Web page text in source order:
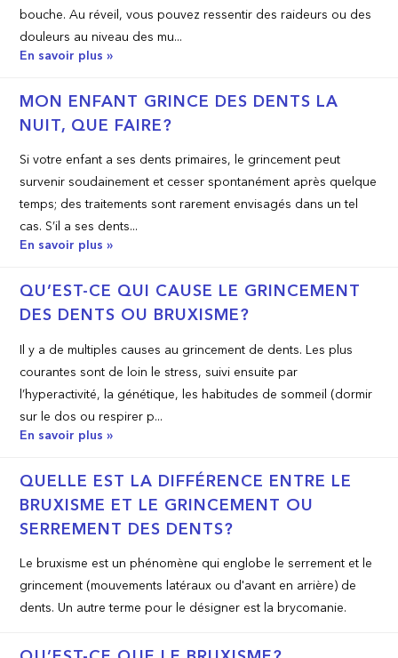
bouche. Au réveil, vous pouvez ressentir des raideurs ou des
douleurs au niveau des mu...
En savoir plus »
MON ENFANT GRINCE DES DENTS LA
NUIT, QUE FAIRE?
Si votre enfant a ses dents primaires, le grincement peut
survenir soudainement et cesser spontanément après quelque
temps; des traitements sont rarement envisagés dans un tel
cas. S’il a ses dents...
En savoir plus »
QU’EST-­CE QUI CAUSE LE GRINCEMENT
DES DENTS OU BRUXISME?
Il y a de multiples causes au grincement de dents. Les plus
courantes sont de loin le stress, suivi ensuite par
l’hyperactivité, la génétique, les habitudes de sommeil (dormir
sur le dos ou respirer p...
En savoir plus »
QUELLE EST LA DIFFÉRENCE ENTRE LE
BRUXISME ET LE GRINCEMENT OU
SERREMENT DES DENTS?
Le bruxisme est un phénomène qui englobe le serrement et le
grincement (mouvements latéraux ou d'avant en arrière) de
dents. Un autre terme pour le désigner est la brycomanie.